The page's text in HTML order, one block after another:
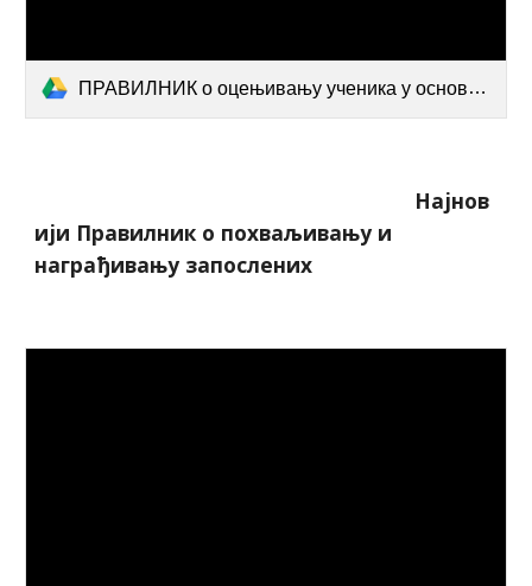
ПРАВИЛНИК о оцењивању ученика у основном образовању и васпитању.pdf
Најнов
ији Правилник о похваљивању и
награђивању запослених